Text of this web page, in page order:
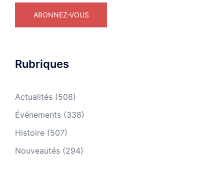
Rubriques
Actualités (508)
Événements (338)
Histoire (507)
Nouveautés (294)